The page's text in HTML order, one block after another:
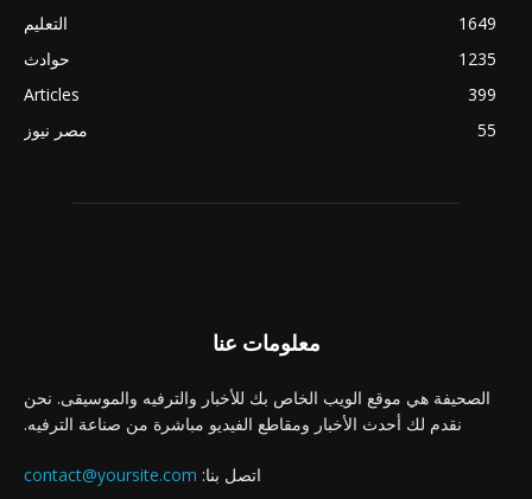
التعليم
1649
حوادث
1235
Articles
399
مصر نيوز
55
معلومات عنا
الصحيفة هي موقع الويب الخاص بك للأخبار والترفيه والموسيقى. نحن
نقدم لك أحدث الأخبار ومقاطع الفيديو مباشرة من صناعة الترفيه.
اتصل بنا: contact@yoursite.com